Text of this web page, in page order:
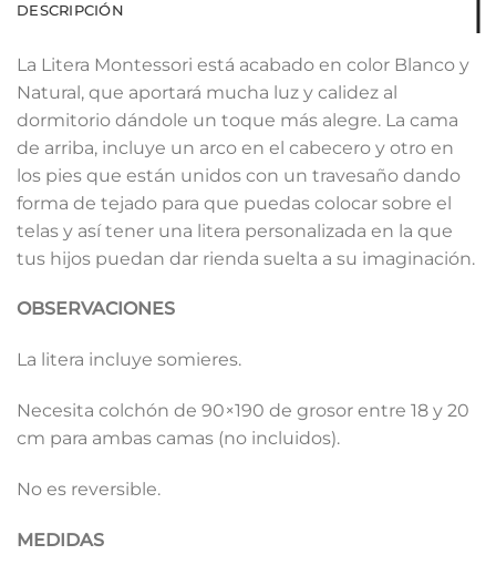
DESCRIPCIÓN
La Litera Montessori está acabado en color Blanco y
Natural, que aportará mucha luz y calidez al
dormitorio dándole un toque más alegre. La cama
de arriba, incluye un arco en el cabecero y otro en
los pies que están unidos con un travesaño dando
forma de tejado para que puedas colocar sobre el
telas y así tener una litera personalizada en la que
tus hijos puedan dar rienda suelta a su imaginación.
OBSERVACIONES
La litera incluye somieres.
Necesita colchón de 90×190 de grosor entre 18 y 20
cm para ambas camas (no incluidos).
No es reversible.
MEDIDAS